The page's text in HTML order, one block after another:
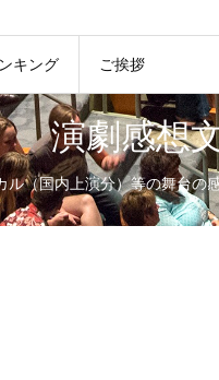
キング ご挨拶
演劇感想
ル（国内上演分）等の舞台の